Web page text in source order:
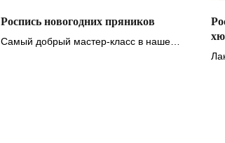
Роспись новогодних пряников
Самый добрый мастер-класс в нашем